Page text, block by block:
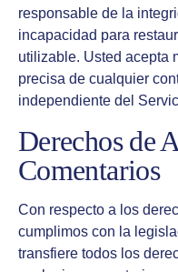
responsable de la
incapacidad para
utilizable. Usted acepta
precisa de cualquier
independiente del
Derechos de
Comentarios
Con respecto a los
cumplimos con la
transfiere todos los